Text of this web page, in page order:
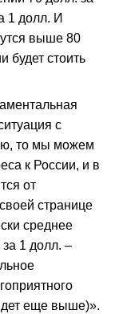
1 долл. И
выше 80
будет стоить
с
то мы можем
к России, и в
от
странице
среднее
1 долл. –
еще выше)».